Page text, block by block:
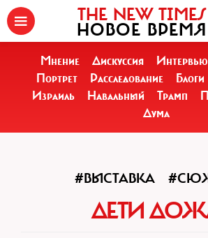
THE NEW TIMES
НОВОЕ ВРЕМЯ
Мнение Дискуссия Интервью
Портрет
Расследование Блоги
Израиль
Навальный Трамп
Дума
#ВЫСТАВКА
ДЕТИ